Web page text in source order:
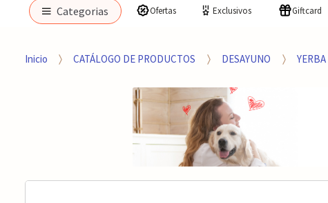
c
p
r
:
Categorias Ofertas Exclusivos Giftcard
Inicio CATÁLOGO DE PRODUCTOS DESAYUNO YERBA